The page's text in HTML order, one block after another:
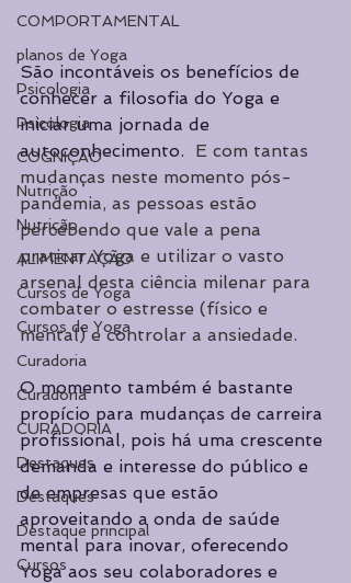
COMPORTAMENTAL
planos de Yoga
Psicologia
Psicologia
COGNIÇÃO
Nutrição
Nutrição
ALIMENTAÇÃO
Cursos de Yoga
Cursos de Yoga
Curadoria
Curadoria
CURADORIA
Destaques
Destaques
Destaque principal
Cursos
São incontáveis os benefícios de
conhecer a filosofia do Yoga e
iniciar uma jornada de
autoconhecimento. E com tantas
mudanças neste momento pós-
pandemia, as pessoas estão
percebendo que vale a pena
praticar Yoga e utilizar o vasto
arsenal desta ciência milenar para
combater o estresse (físico e
mental) e controlar a ansiedade.
O momento também é bastante
propício para mudanças de carreira
profissional, pois há uma crescente
demanda e interesse do público e
de empresas que estão
aproveitando a onda de saúde
mental para inovar, oferecendo
Yoga aos seu colaboradores e